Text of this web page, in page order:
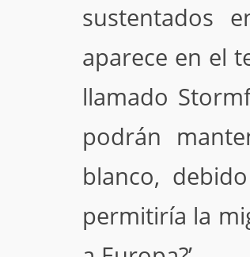
sustentados
aparece en el
llamado
podrán
blanco,
permitiría la